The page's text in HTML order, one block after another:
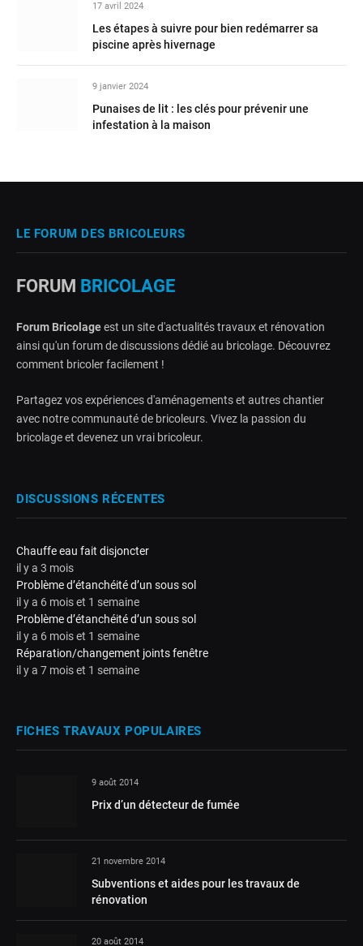
17 avril 2024
Les étapes à suivre pour bien redémarrer sa
piscine après hivernage
9 janvier 2024
Punaises de lit : les clés pour prévenir une
infestation à la maison
LE FORUM DES BRICOLEURS
FORUM BRICOLAGE
Forum Bricolageest un site d'actualités travaux et rénovation
ainsi qu'un forum de discussions dédié au bricolage. Découvrez
comment bricoler facilement !
Partagez vos expériences d'aménagements et autres chantier
avec notre communauté de bricoleurs. Vivez la passion du
bricolage et devenez un vrai bricoleur.
DISCUSSIONS RÉCENTES
Chauffe eau fait disjoncter
il y a 3 mois
Problème d’étanchéité d’un sous sol
il y a 6 mois et 1 semaine
Problème d’étanchéité d’un sous sol
il y a 6 mois et 1 semaine
Réparation/changement joints fenêtre
il y a 7 mois et 1 semaine
FICHES TRAVAUX POPULAIRES
9 août 2014
Prix d’un détecteur de fumée
21 novembre 2014
Subventions et aides pour les travaux de
rénovation
20 août 2014